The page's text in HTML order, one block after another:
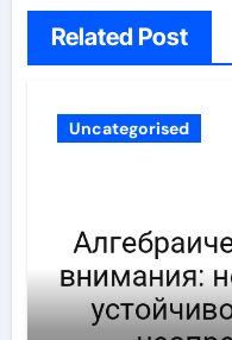
Related Post
Uncategorised